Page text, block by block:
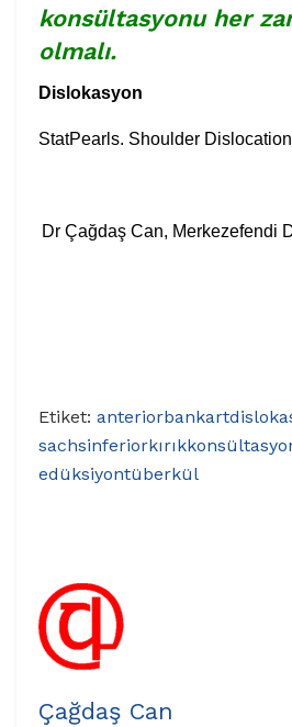
konsültasyonu her
olmalı.
Dislokasyon
StatPearls. Shoulder
Dr Çağdaş Can, Merkezefendi
Etiket: anteriorbankart
sachsinferiorkırık
edüksiyontüberkül
Çağdaş Can